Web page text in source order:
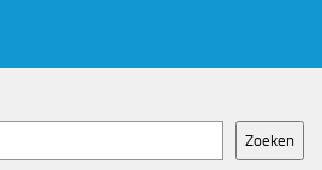
Zoeken